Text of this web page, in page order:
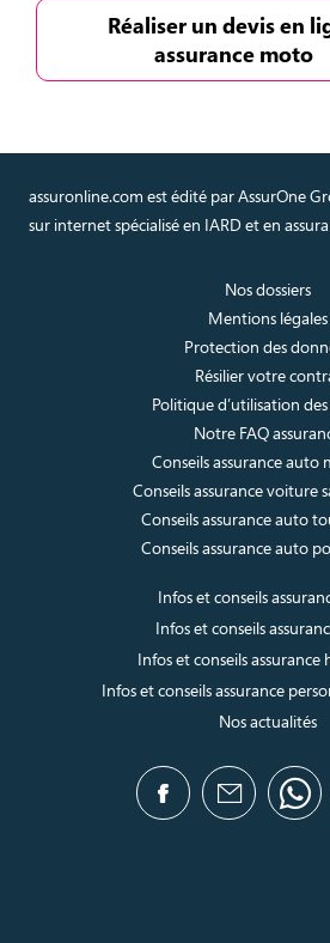
Réaliser un devis en
assurance moto
assuronline.com est édité par AssurOne
sur internet spécialisé en IARD et en
Nos dossiers
Mentions légales
Protection des
Résilier votre
Politique d’utilisation
Notre FAQ
Conseils assurance auto
Conseils assurance voiture
Conseils assurance auto
Conseils assurance auto
Infos et conseils
Infos et conseils
Infos et conseils
Infos et conseils assurance
Nos actualités